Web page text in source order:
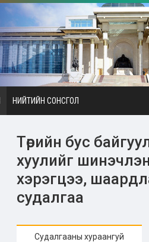
НИЙТИЙН СОНСГОЛ
Төрийн бус
хуулийг
хэрэгцээ,
судалгаа
Судалгааны хураангуй